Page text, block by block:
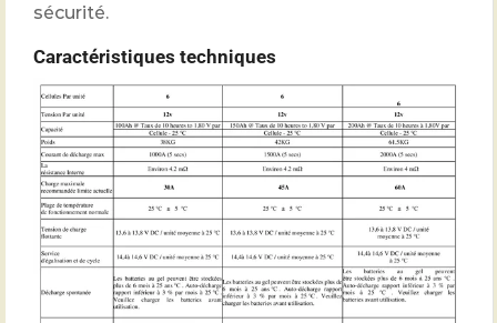
sécurité.
Caractéristiques techniques